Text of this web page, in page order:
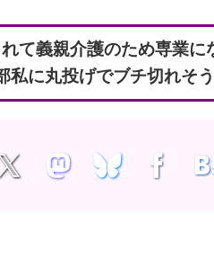
て義親介護のため専業
私に丸投げでブチ切れそ